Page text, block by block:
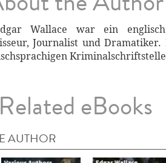
Wallace war ein
Journalist und
Related eBooks
AUTHOR